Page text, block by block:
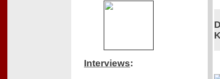
Interviews: